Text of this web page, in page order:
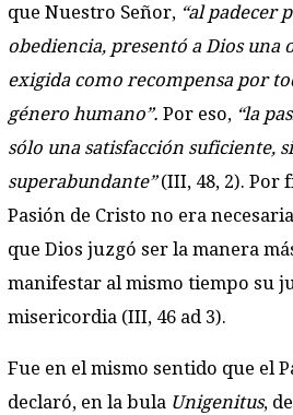
que Nuestro Señor, “al padecer
obediencia, presentó a Dios una
exigida como recompensa por
género humano”. Por eso, “la
sólo una satisfacción suficiente,
superabundante”(III, 48, 2). Por
Pasión de Cristo no era
que Dios juzgó ser la manera
manifestar al mismo tiempo su
misericordia (III, 46 ad 3).
Fue en el mismo sentido que el
declaró, en la bula Unigenitus,